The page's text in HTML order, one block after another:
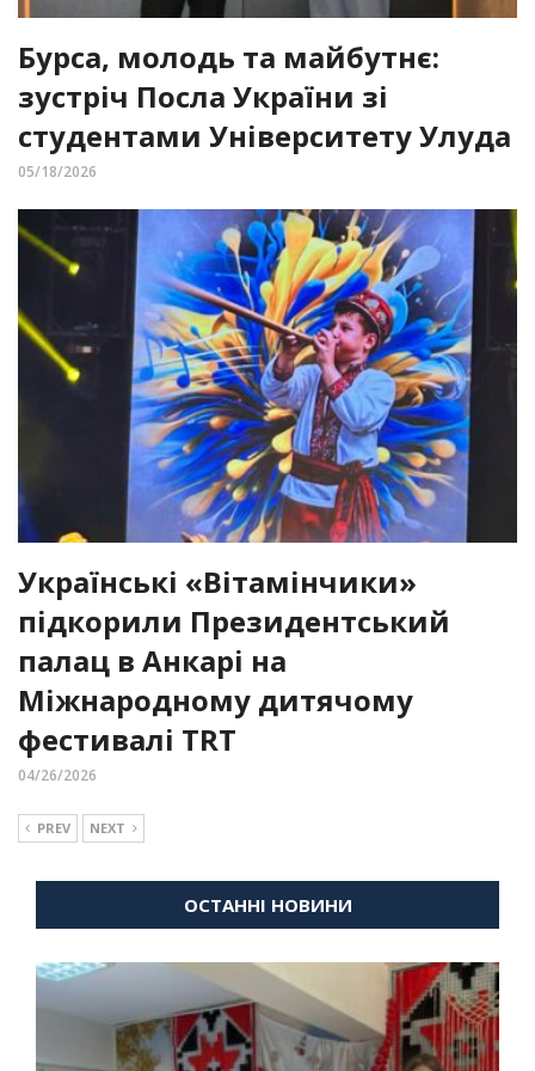
Бурса, молодь та майбутнє:
зустріч Посла України зі
студентами Університету Улуда
05/18/2026
Українські «Вітамінчики»
підкорили Президентський
палац в Анкарі на
Міжнародному дитячому
фестивалі TRT
04/26/2026
PREV NEXT
ОСТАННІ НОВИНИ
ДІАСПОРА КУЛЬТУРНІ ТОВАРИСТВА
НОВИНИ